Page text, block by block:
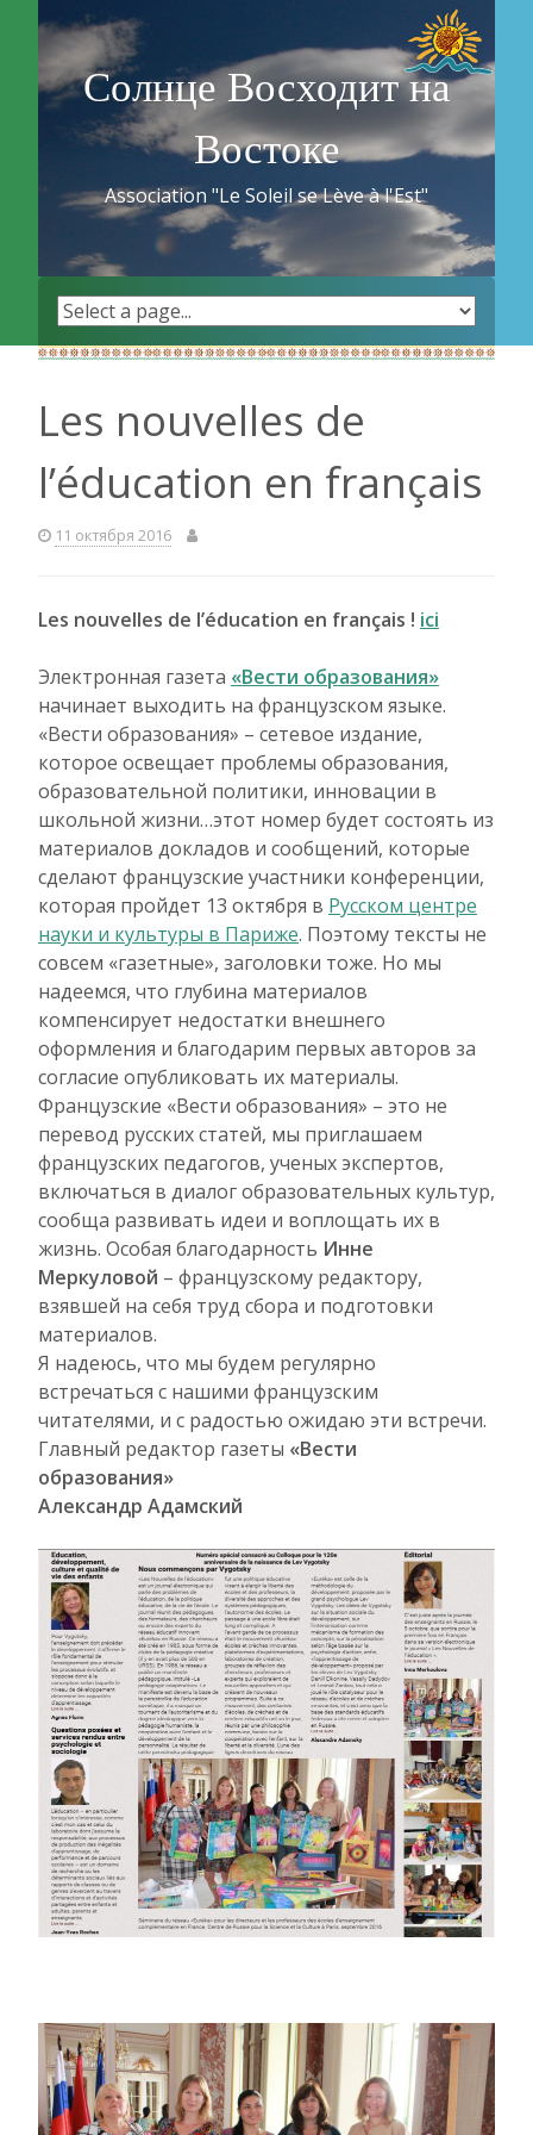
content Солнце Восходит на
Востоке
Association "Le Soleil se Lève à l'Est"
Les nouvelles de
l’éducation en français
11 октября 2016
Les nouvelles de l’éducation en français ! ici
Электронная газета «Вести образования»
начинает выходить на французском языке.
«Вести образования» – сетевое издание,
которое освещает проблемы образования,
образовательной политики, инновации в
школьной жизни…этот номер будет состоять из
материалов докладов и сообщений, которые
сделают французские участники конференции,
которая пройдет 13 октября в Русском центре
науки и культуры в Париже. Поэтому тексты не
совсем «газетные», заголовки тоже. Но мы
надеемся, что глубина материалов
компенсирует недостатки внешнего
оформления и благодарим первых авторов за
согласие опубликовать их материалы.
Французские «Вести образования» – это не
перевод русских статей, мы приглашаем
французских педагогов, ученых экспертов,
включаться в диалог образовательных культур,
сообща развивать идеи и воплощать их в
жизнь. Особая благодарность Инне
Меркуловой – французскому редактору,
взявшей на себя труд сбора и подготовки
материалов.
Я надеюсь, что мы будем регулярно
встречаться с нашими французским
читателями, и с радостью ожидаю эти встречи.
Главный редактор газеты «Вести
образования»
Александр Адамский